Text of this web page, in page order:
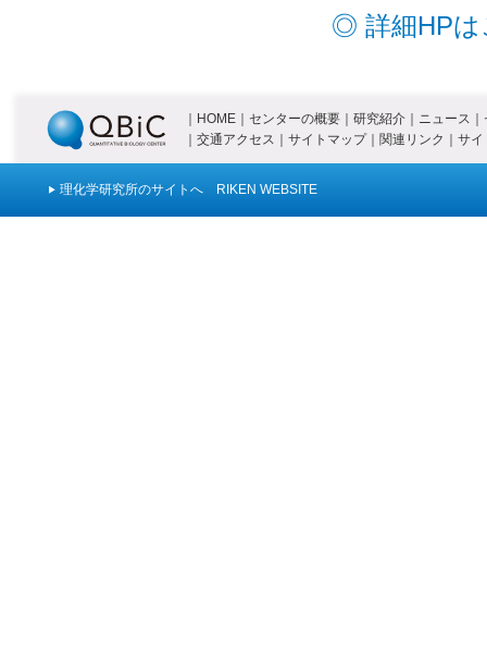
◎ 詳細HP
HOME｜ センターの概要｜ 研究紹介｜ ニュース
交通アクセス サイトマップ｜ 関連リンク サイ
理化学研究所のサイトへ RIKEN WEBSITE